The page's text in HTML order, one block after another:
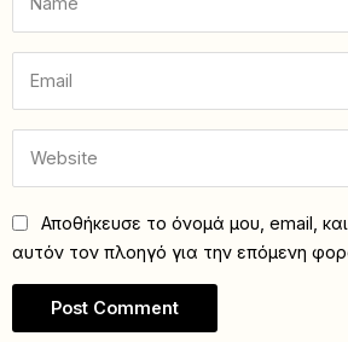
Αποθήκευσε το όνομά μου, email,
αυτόν τον πλοηγό για την επόμενη